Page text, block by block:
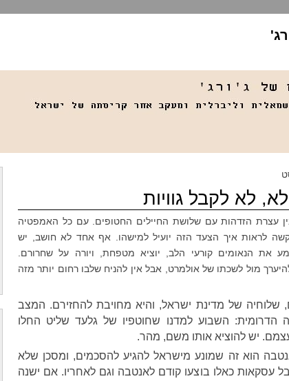
לא לקבל גוויות
עצרת הזדהות עם שלושת החיילים החטופים. עם כל האמפטיה
לראות איך הצעד הזה יועיל למישהו. אף אחד לא חושב, יש
את הנאומים קורעי הלב, יוציא מטפחת, ויורה על שחרורם.
מול לשכתו של אולמרט, אבל אין להניח שלבו רחום יותר מזה
שלוחיה של מדינת ישראל, והיא מחויבת להחזירם. המצב
הדרומית: השבוע למדנו שחוטפיו של גלעד שליט החלו
יש להוציא אותו משם, מהר.
הוא זה שמונע מישראל להגיע להסכמים, ומסכן שלא
עסקאות כאלו בוצעו קודם לאנטבה וגם לאחריו. אם ישנה